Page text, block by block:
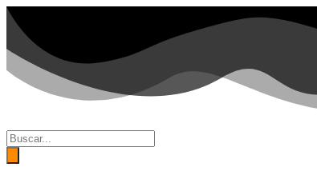
Ir
contenido
Búsqueda
de
productos